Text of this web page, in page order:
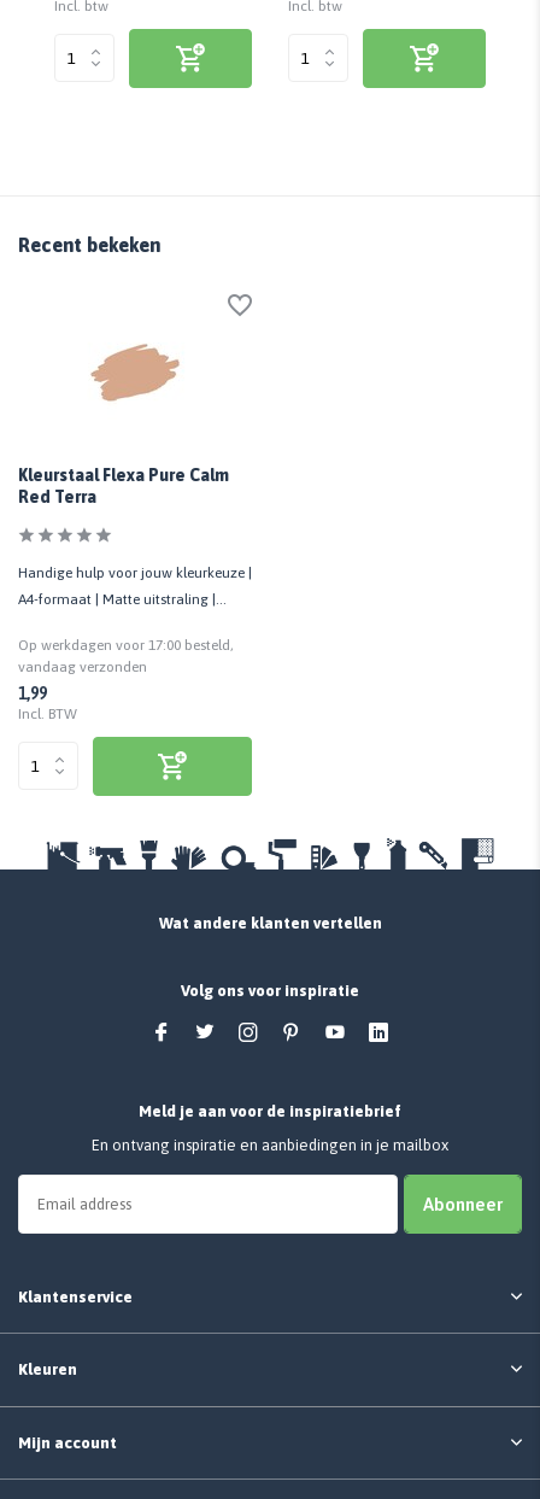
Incl. btw Incl. btw
Recent bekeken
Kleurstaal Flexa Pure Calm
Red Terra
Handige hulp voor jouw kleurkeuze |
A4-formaat | Matte uitstraling |
Op werkdagen voor 17:00 besteld,
vandaag verzonden
1,99
Incl. BTW
Wat andere klanten vertellen
Volg ons voor inspiratie
Meld je aan voor de inspiratiebrief
En ontvang inspiratie en aanbiedingen in je mailbox
Abonneer
Klantenservice
Kleuren
Mijn account